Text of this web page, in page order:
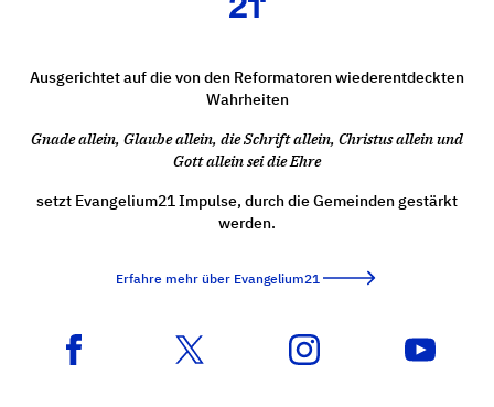
Ausgerichtet auf die von den Reformatoren wiederentdeckten
Wahrheiten
Gnade allein, Glaube allein, die Schrift allein, Christus allein und
Gott allein sei die Ehre
setzt Evangelium21 Impulse, durch die Gemeinden gestärkt
werden.
Erfahre mehr über Evangelium21